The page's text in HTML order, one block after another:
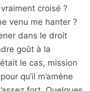
croisé ?
venu me hanter ?
dans le droit
goût à la
le cas, mission
qu’il m’amène